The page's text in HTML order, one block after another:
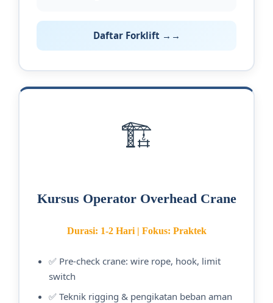
Daftar Forklift →
🏗️
Kursus Operator Overhead Crane
Durasi: 1-2 Hari | Fokus: Praktek
✅ Pre-check crane: wire rope, hook, limit
switch
✅ Teknik rigging & pengikatan beban aman